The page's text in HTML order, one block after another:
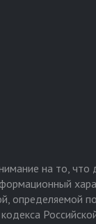
на то, что
определяемой